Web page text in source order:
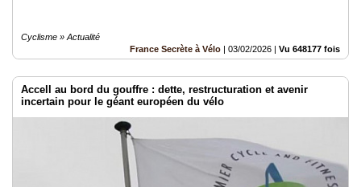
Cyclisme » Actualité
France Secrète à Vélo | 03/02/2026 | Vu 648177 fois
Accell au bord du gouffre : dette, restructuration et avenir
incertain pour le géant européen du vélo